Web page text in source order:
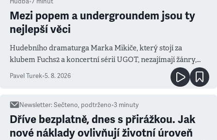
Mezi popem a undergroundem jsou ty
nejlepší věci
Hudebního dramaturga Marka Mikiče, který stojí za
klubem Fuchs2 a koncertní sérií UGOT, nezajímají žánry,
Pavel Turek•5. 8. 2026
Newsletter:Sečteno, podtrženo•3 minuty
Dříve bezplatně, dnes s přirážkou. Jak
nové náklady ovlivňují životní úroveň